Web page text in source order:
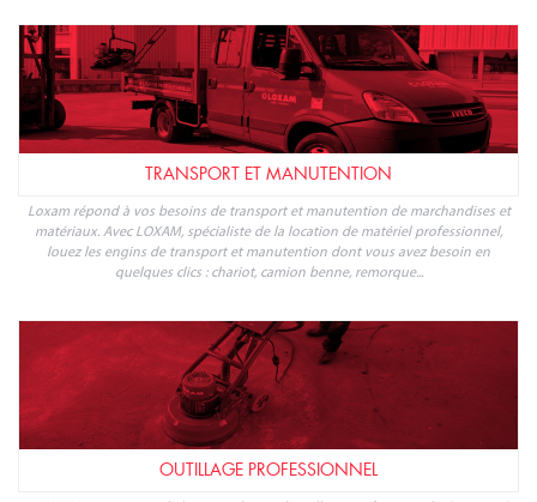
TRANSPORT ET MANUTENTION
Loxam répond à vos besoins de transport et manutention de marchandises et
matériaux. Avec LOXAM, spécialiste de la location de matériel professionnel,
louez les engins de transport et manutention dont vous avez besoin en
quelques clics : chariot, camion benne, remorque...
OUTILLAGE PROFESSIONNEL